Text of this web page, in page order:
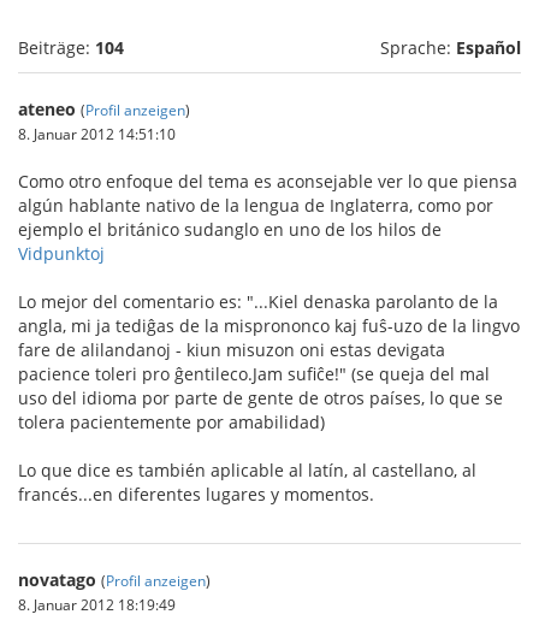
Beiträge: 104 Sprache: Español
ateneo (Profil anzeigen)
8. Januar 2012 14:51:10
Como otro enfoque del tema es aconsejable ver lo que piensa
algún hablante nativo de la lengua de Inglaterra, como por
ejemplo el británico sudanglo en uno de los hilos de
Vidpunktoj
Lo mejor del comentario es: "...Kiel denaska parolanto de la
angla, mi ja tediĝas de la misprononco kaj fuŝ-uzo de la lingvo
fare de alilandanoj - kiun misuzon oni estas devigata
pacience toleri pro ĝentileco.Jam sufiĉe!" (se queja del mal
uso del idioma por parte de gente de otros países, lo que se
tolera pacientemente por amabilidad)
Lo que dice es también aplicable al latín, al castellano, al
francés...en diferentes lugares y momentos.
novatago (Profil anzeigen)
8. Januar 2012 18:19:49